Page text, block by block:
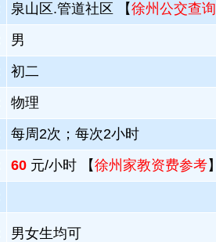
泉山区.管道社区 【徐州公交查询
男
初二
物理
每周2次；每次2小时
60 元/小时 【徐州家教资费参考
男女生均可